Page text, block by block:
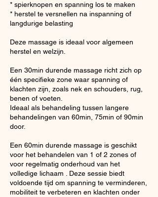
* spierknopen en spanning los te maken
* herstel te versnellen na inspanning of
langdurige belasting
Deze massage is ideaal voor algemeen
herstel en welzijn.
Een 30min durende massage richt zich op
één specifieke zone waar spanning of
klachten zijn, zoals nek en schouders, rug,
benen of voeten.
Ideaal als behandeling tussen langere
behandelingen van 60min, 75min of 90min
door.
Een 60min durende massage is geschikt
voor het behandelen van 1 of 2 zones of
voor regelmatig onderhoud van het
volledige lichaam . Deze sessie biedt
voldoende tijd om spanning te verminderen,
mobiliteit te verbeteren en klachten onder